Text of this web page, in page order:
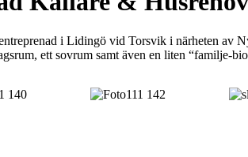
i Lidingö vid Torsvik i närheten av
ett sovrum samt även en liten “familje-